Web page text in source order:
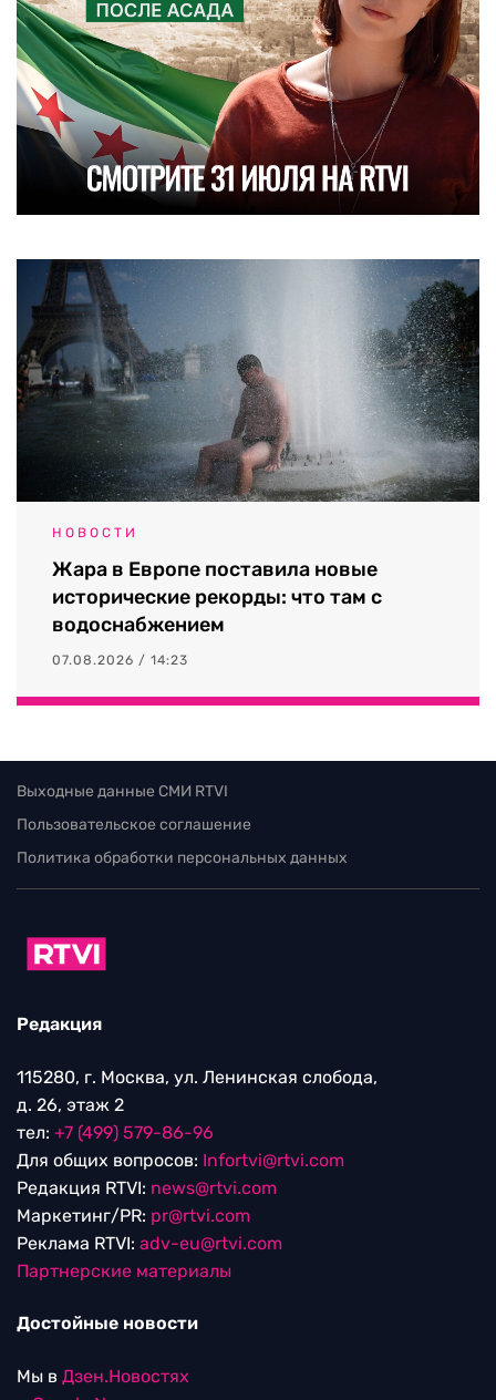
НОВОСТИ
Жара в Европе поставила новые
исторические рекорды: что там с
водоснабжением
07.08.2026 / 14:23
Выходные данные СМИ RTVI
Пользовательское соглашение
Политика обработки персональных данных
Редакция
115280, г. Москва, ул. Ленинская слобода,
д. 26, этаж 2
тел: +7 (499) 579-86-96
Для общих вопросов: Infortvi@rtvi.com
Редакция RTVI: news@rtvi.com
Маркетинг/PR: pr@rtvi.com
Реклама RTVI: adv-eu@rtvi.com
Партнерские материалы
Достойные новости
Мы в Дзен.Новостях